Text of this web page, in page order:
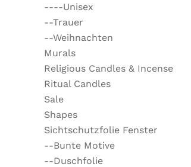
----Unisex
--Trauer
--Weihnachten
Murals
Religious Candles & Incense
Ritual Candles
Sale
Shapes
Sichtschutzfolie Fenster
--Bunte Motive
--Duschfolie